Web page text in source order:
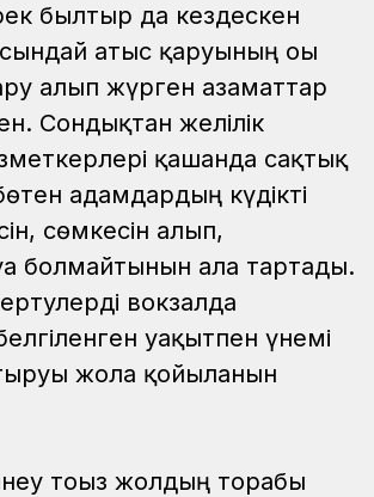
былтыр да кездескен
атыс қаруының оғы
алып жүрген азаматтар
Сондықтан желілік
қашанда сақтық
адамдардың күдікті
сөмкесін алып,
болмайтынын алға тартады.
вокзалда
уақытпен үнемі
жолға қойылғанын
тоғыз жолдың торабы